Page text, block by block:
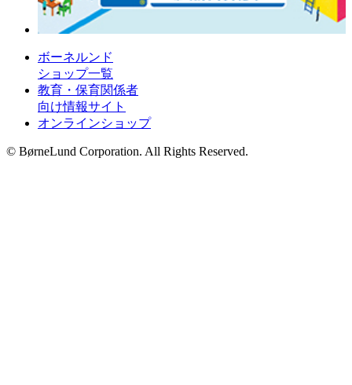
ボーネルンド
ショップ一覧
教育・保育関係者
向け情報サイト
オンラインショップ
© BørneLund Corporation. All Rights Reserved.